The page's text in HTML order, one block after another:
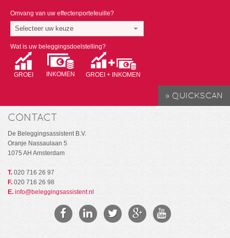
Omvang van uw effectenportefeuille?
Selecteer uw keuze
Wat is uw beleggingsdoelstelling?
GROEI INKOMEN GROEI + INKOMEN
CONTACT
De Beleggingsassistent B.V.
Oranje Nassaulaan 5
1075 AH Amsterdam
T. 020 716 26 97
F. 020 716 26 98
E. info@beleggingsassistent.nl